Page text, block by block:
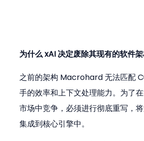
为什么 xAI 决定废除其现有的软件架
之前的架构 Macrohard 无法匹配
手的效率和上下文处理能力。为了
市场中竞争，必须进行彻底重写，
集成到核心引擎中。